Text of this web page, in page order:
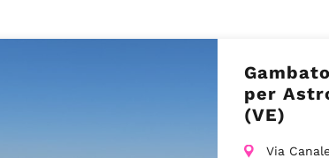
per
(VE)
Via